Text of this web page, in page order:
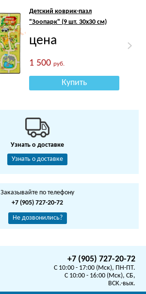
Детский коврик-пазл
"Зоопарк" (9 шт. 30х30 см)
цена
1 500руб.
Купить
Узнать о доставке
Узнать о доставке
Заказывайте по телефону
+7 (905) 727-20-72
Не дозвонились?
+7 (905) 727-20-72
C 10:00 - 17:00 (Мск), ПН-ПТ.
C 10:00 - 16:00 (Мск), СБ,
ВСК.-вых.